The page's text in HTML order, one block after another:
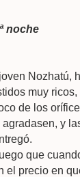
noche
Nozhatú,
muy
de los
y
que
el precio en